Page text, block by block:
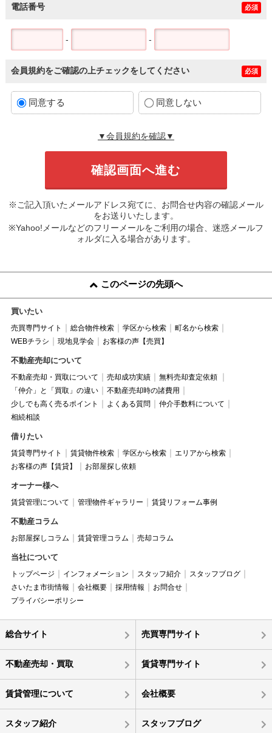
電話番号 必須
- -
会員規約をご確認の上チェックをしてください 必須
同意する 同意しない
▼会員規約を確認▼
※ご記入頂いたメールアドレス宛てに、お問合せ内容の確認メール
をお送りいたします。
※Yahoo!メールなどのフリーメールをご利用の場合、迷惑メールフ
ォルダに入る場合があります。
このページの先頭へ
買いたい
売買専門サイト 総合物件検索 学区から検索
町名から検索
WEBチラシ
現地見学会 お客様の声【売買】
不動産売却について
不動産売却・買取について 売却成功実績
無料売却査定依頼
「仲介」と「買取」の違い
不動産売却時の諸費用
少しでも高く売るポイント
よくある質問
仲介手数料について
相続相談
借りたい
賃貸専門サイト 賃貸物件検索 学区から検索
エリアから検索
お客様の声【賃貸】
お部屋探し依頼
オーナー様へ
賃貸管理について 管理物件ギャラリー 賃貸リフォーム事例
不動産コラム
お部屋探しコラム 賃貸管理コラム 売却コラム
当社について
トップページ インフォメーション スタッフ紹介
スタッフブログ
さいたま市街情報
会社概要 採用情報
お問合せ
プライバシーポリシー
総合サイト 売買専門サイト
不動産売却・買取 賃貸専門サイト
賃貸管理について 会社概要
スタッフ紹介 スタッフブログ